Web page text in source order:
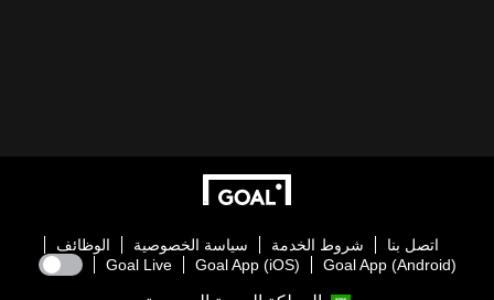
اتصل بنا شروط الخدمة سياسة الخصوصية
الوظائف
Goal App (Android)
Goal App (iOS)
Goal Live